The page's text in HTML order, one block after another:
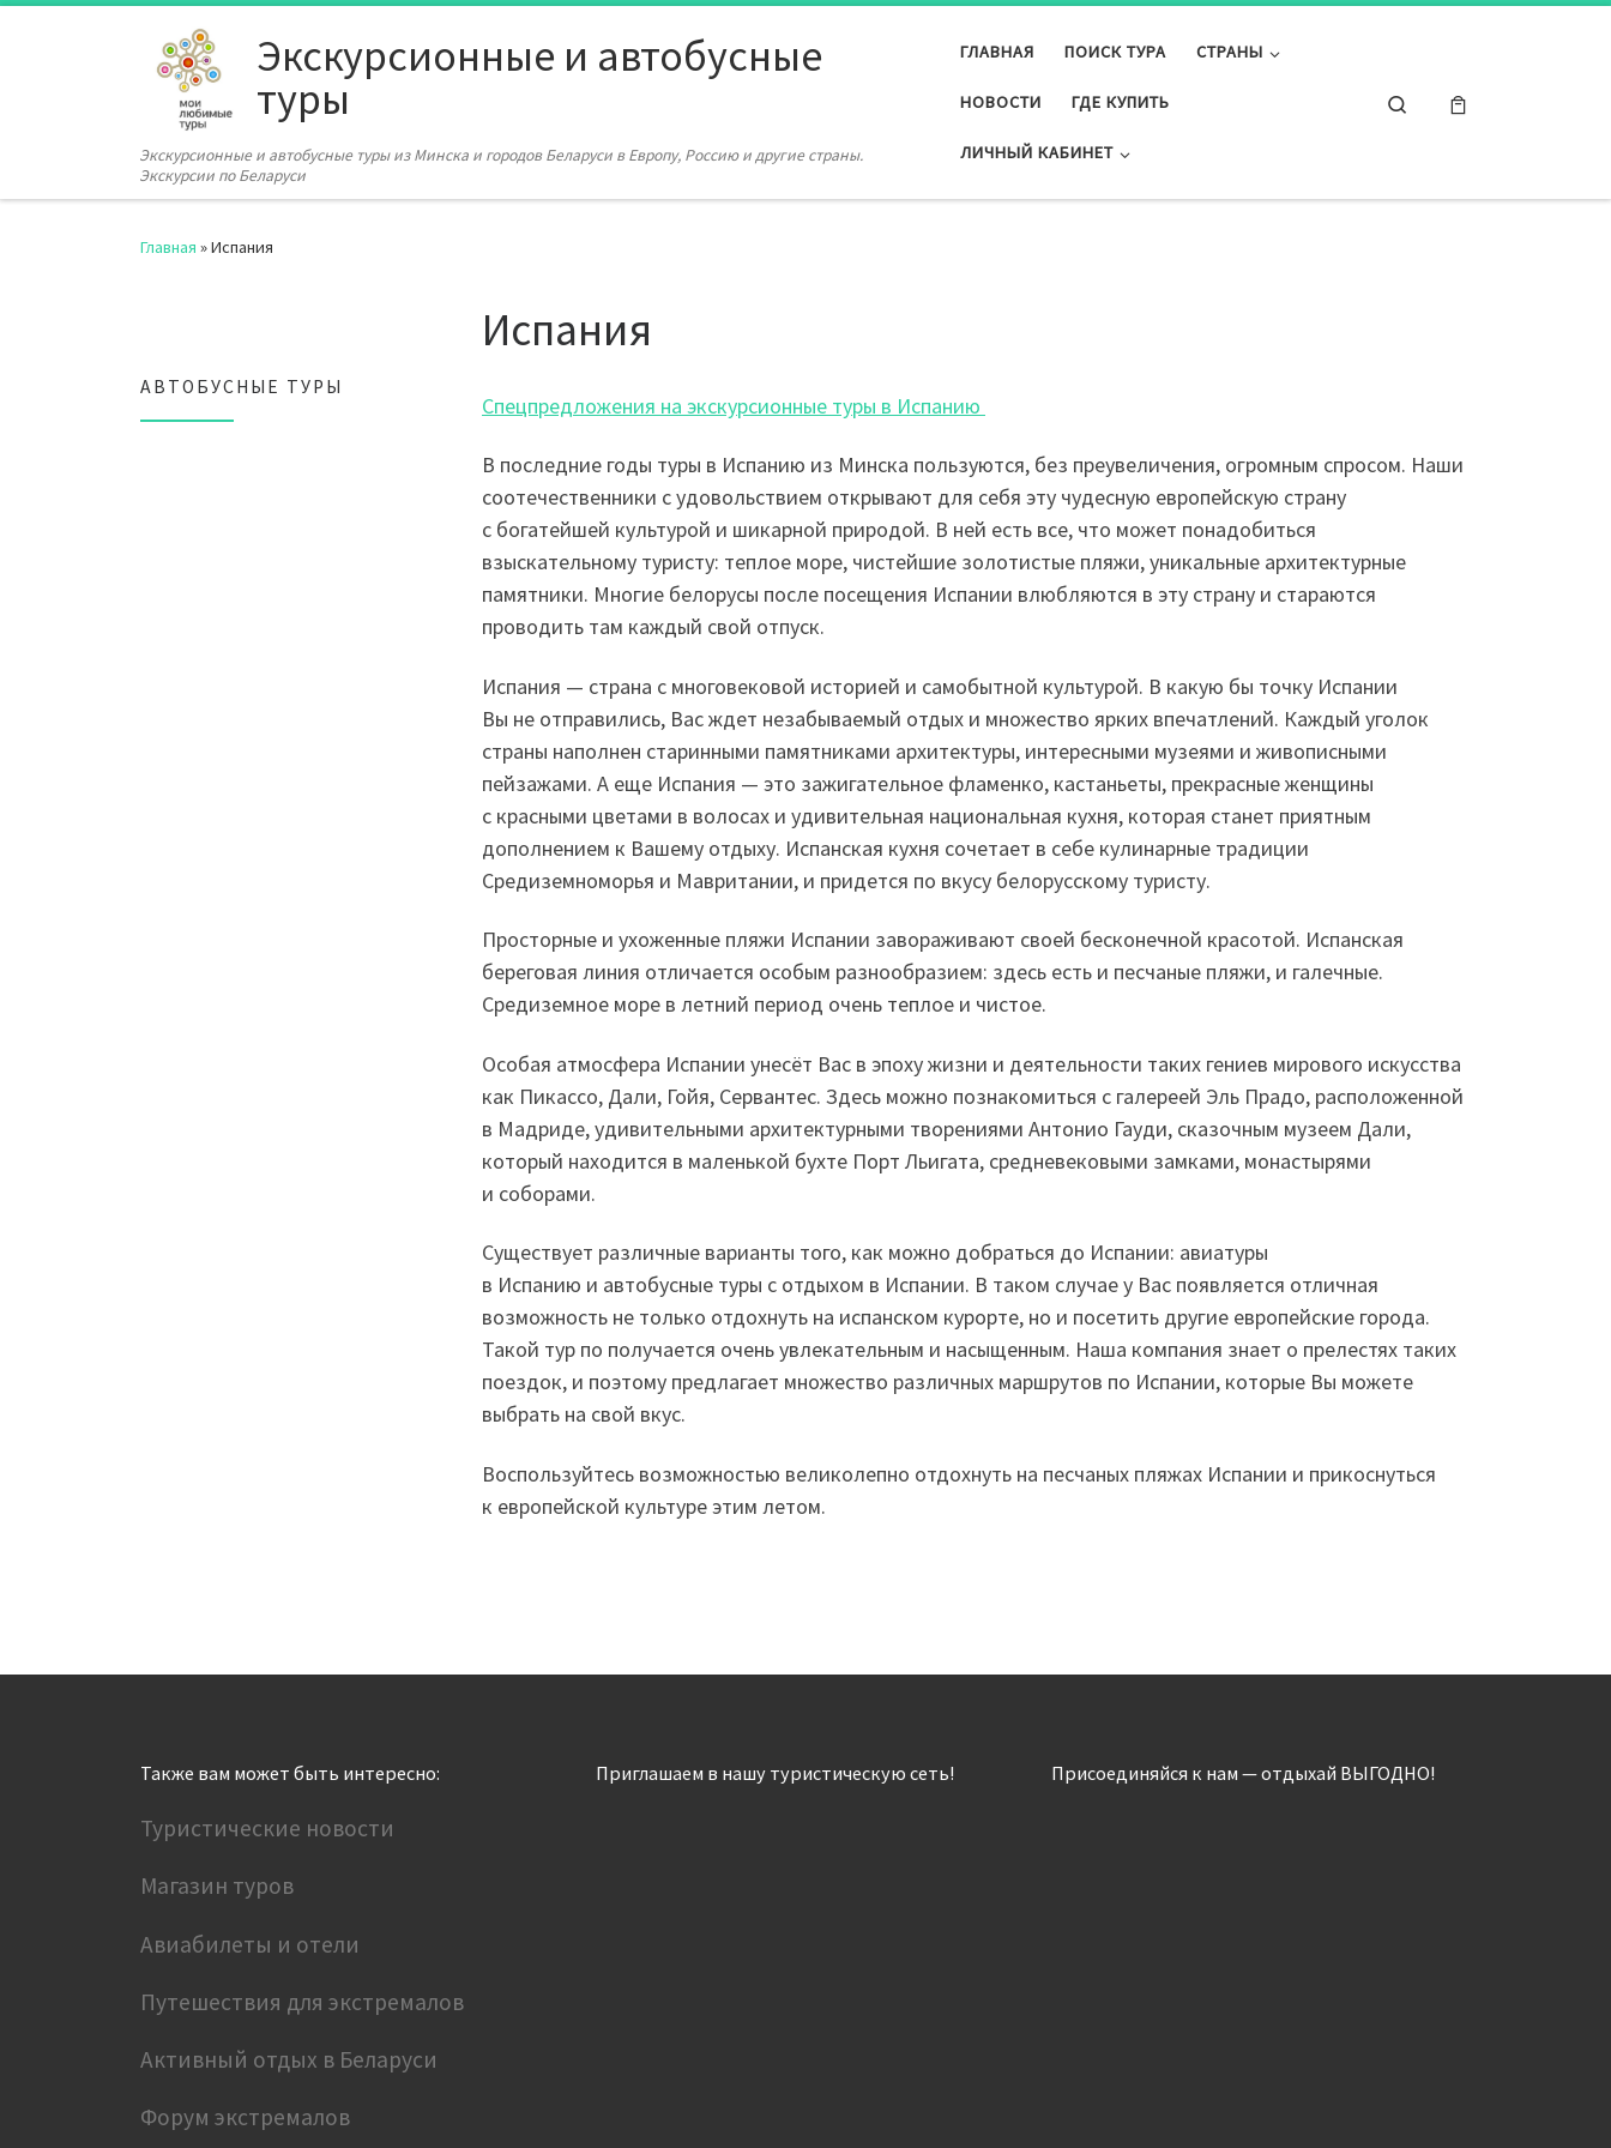
Перейти к содержимому
Экскурсионные и автобусные
туры
Экскурсионные и автобусные туры из Минска и городов Беларуси в Европу, Россию и другие страны.
Экскурсии по Беларуси
ГЛАВНАЯ ПОИСК ТУРА СТРАНЫ
НОВОСТИ ГДЕ КУПИТЬ
ЛИЧНЫЙ КАБИНЕТ
Search
Главная »Испания
Испания
Спецпредложения на экскурсионные туры в Испанию
В последние годы туры в Испанию из Минска пользуются, без преувеличения, огромным спросом. Наши
соотечественники с удовольствием открывают для себя эту чудесную европейскую страну
с богатейшей культурой и шикарной природой. В ней есть все, что может понадобиться
взыскательному туристу: теплое море, чистейшие золотистые пляжи, уникальные архитектурные
памятники. Многие белорусы после посещения Испании влюбляются в эту страну и стараются
проводить там каждый свой отпуск.
Испания — страна с многовековой историей и самобытной культурой. В какую бы точку Испании
Вы не отправились, Вас ждет незабываемый отдых и множество ярких впечатлений. Каждый уголок
страны наполнен старинными памятниками архитектуры, интересными музеями и живописными
пейзажами. А еще Испания — это зажигательное фламенко, кастаньеты, прекрасные женщины
с красными цветами в волосах и удивительная национальная кухня, которая станет приятным
дополнением к Вашему отдыху. Испанская кухня сочетает в себе кулинарные традиции
Средиземноморья и Мавритании, и придется по вкусу белорусскому туристу.
Просторные и ухоженные пляжи Испании завораживают своей бесконечной красотой. Испанская
береговая линия отличается особым разнообразием: здесь есть и песчаные пляжи, и галечные.
Средиземное море в летний период очень теплое и чистое.
Особая атмосфера Испании унесёт Вас в эпоху жизни и деятельности таких гениев мирового искусства
как Пикассо, Дали, Гойя, Сервантес. Здесь можно познакомиться с галереей Эль Прадо, расположенной
в Мадриде, удивительными архитектурными творениями Антонио Гауди, сказочным музеем Дали,
который находится в маленькой бухте Порт Льигата, средневековыми замками, монастырями
и соборами.
Существует различные варианты того, как можно добраться до Испании: авиатуры
в Испанию и автобусные туры с отдыхом в Испании. В таком случае у Вас появляется отличная
возможность не только отдохнуть на испанском курорте, но и посетить другие европейские города.
Такой тур по получается очень увлекательным и насыщенным. Наша компания знает о прелестях таких
поездок, и поэтому предлагает множество различных маршрутов по Испании, которые Вы можете
выбрать на свой вкус.
Воспользуйтесь возможностью великолепно отдохнуть на песчаных пляжах Испании и прикоснуться
к европейской культуре этим летом.
АВТОБУСНЫЕ ТУРЫ
Также вам может быть интересно:
Туристические новости
Магазин туров
Авиабилеты и отели
Путешествия для экстремалов
Активный отдых в Беларуси
Форум экстремалов
Приглашаем в нашу туристическую сеть! Присоединяйся к нам — отдыхай ВЫГОДНО!